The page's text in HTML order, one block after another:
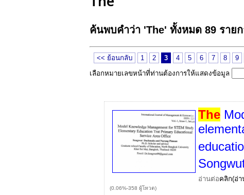
ค้นพบคำว่า 'The' ทั้งหมด 89 ราย
<< ย้อนกลับ 1 2 3 4 5 6 7 8 9
เลือกหมายเลขหน้าที่ท่านต้องการให้แสดงข้อมูล
The
อ่านต่อคลิก(อ่า
(0.06%-358 ผู้โหวต)